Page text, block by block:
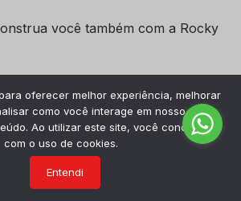
você também com a Rocky
oferecer melhor experiência, melhorar
como você interage em nosso site e
Ao utilizar este site, você concorda
com o uso de cookies.
Entendi